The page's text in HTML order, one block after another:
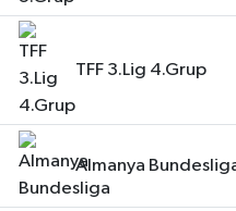
TFF 3.Lig 4.Grup
Almanya